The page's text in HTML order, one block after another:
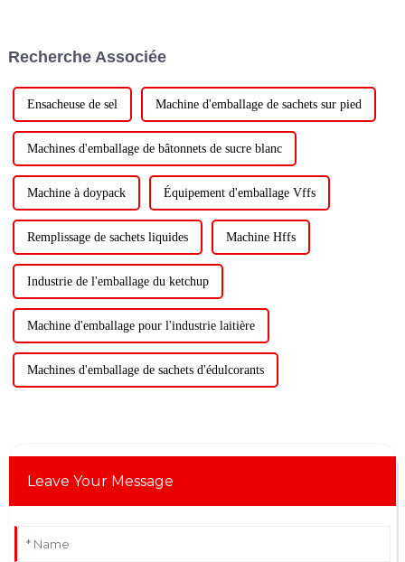
Recherche Associée
Ensacheuse de sel Machine d'emballage de sachets sur pied
Machines d'emballage de bâtonnets de sucre blanc
Machine à doypack Équipement d'emballage Vffs
Remplissage de sachets liquides Machine Hffs
Industrie de l'emballage du ketchup
Machine d'emballage pour l'industrie laitière
Machines d'emballage de sachets d'édulcorants
Leave Your Message